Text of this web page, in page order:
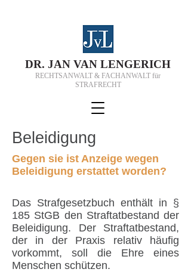
DR. JAN VAN LENGERICH
RECHTSANWALT & FACHANWALT für
STRAFRECHT
Beleidigung
Gegen sie ist Anzeige wegen
Beleidigung erstattet worden?
Das Strafgesetzbuch enthält in §
185 StGB den Straftatbestand der
Beleidigung. Der Straftatbestand,
der in der Praxis relativ häufig
vorkommt, soll die Ehre eines
Menschen schützen.